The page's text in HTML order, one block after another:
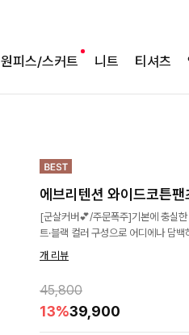
원피스/스커트 니트 티셔츠
에브리텐션 와이드코튼
[군살커버💕/주문폭주]기본에 충실
트·블랙 컬러 구성으로 어디에나 담백
개 리뷰
45,800
13%39,900